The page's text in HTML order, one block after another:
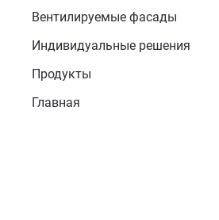
Вентилируемые фасады
Индивидуальные решения
Продукты
Главная